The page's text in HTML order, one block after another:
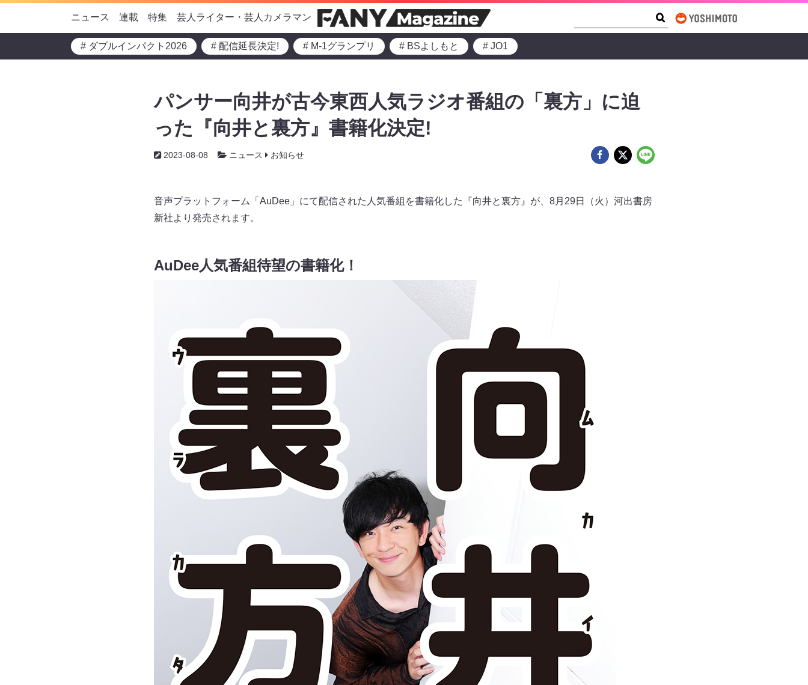
ニュース 連載 特集 芸人ライター・芸人カメラマン
# ダブルインパクト2026 # 配信延長決定! # M-1グランプリ # BSよしもと # JO1
パンサー向井が古今東西人気ラジオ番組の「裏方」に迫
った『向井と裏方』書籍化決定!
2023-08-08 ニュース お知らせ
音声プラットフォーム「AuDee」にて配信された人気番組を書籍化した『向井と裏方』が、8月29日（火）河出書房
新社より発売されます。
AuDee人気番組待望の書籍化！